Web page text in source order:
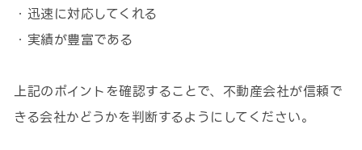
・迅速に対応してくれる
・実績が豊富である
上記のポイントを確認することで、不動産会社が信頼で
きる会社かどうかを判断するようにしてください。